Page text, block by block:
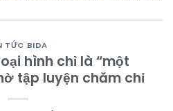
TỨC BIDA
hình chỉ là “một
tập luyện chăm chỉ